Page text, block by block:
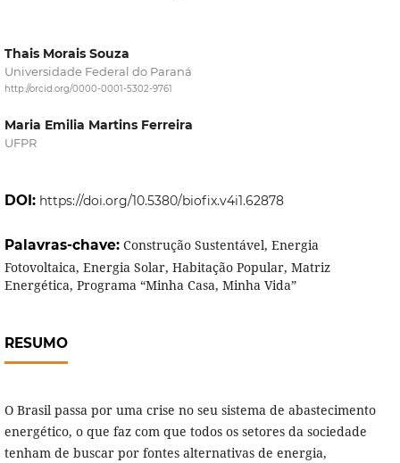
Thais Morais Souza
Universidade Federal do Paraná
http://orcid.org/0000-0001-5302-9761
Maria Emilia Martins Ferreira
UFPR
DOI: https://doi.org/10.5380/biofix.v4i1.62878
Palavras-chave: Construção Sustentável, Energia
Fotovoltaica, Energia Solar, Habitação Popular, Matriz
Energética, Programa “Minha Casa, Minha Vida”
RESUMO
O Brasil passa por uma crise no seu sistema de abastecimento
energético, o que faz com que todos os setores da sociedade
tenham de buscar por fontes alternativas de energia,